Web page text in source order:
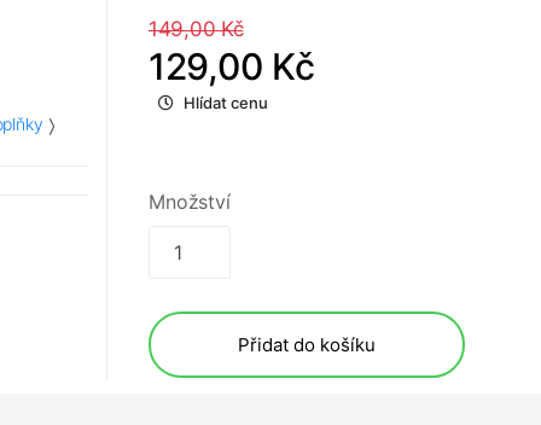
149,00 Kč
129,00 Kč
Hlídat cenu
Množství
Přidat do košíku